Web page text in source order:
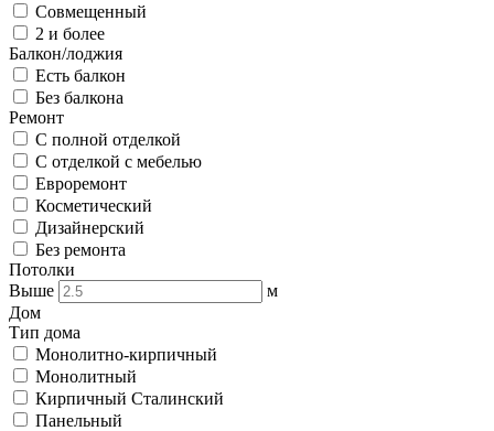
Совмещенный
2 и более
Балкон/лоджия
Есть балкон
Без балкона
Ремонт
С полной отделкой
С отделкой с мебелью
Евроремонт
Косметический
Дизайнерский
Без ремонта
Потолки
Выше
м
Дом
Тип дома
Монолитно-кирпичный
Монолитный
Кирпичный Сталинский
Панельный